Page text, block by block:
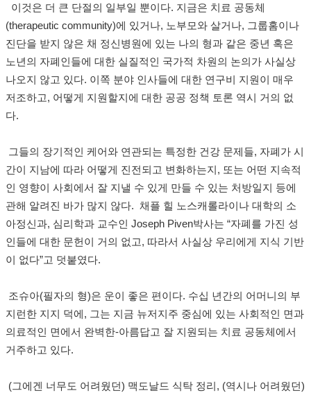
이것은 더 큰 단절의 일부일 뿐이다. 지금은 치료 공동체
(therapeutic community)에 있거나, 노부모와 살거나, 그룹홈이나
진단을 받지 않은 채 정신병원에 있는 나의 형과 같은 중년 혹은
노년의 자폐인들에 대한 실질적인 국가적 차원의 논의가 사실상
나오지 않고 있다. 이쪽 분야 인사들에 대한 연구비 지원이 매우
저조하고, 어떻게 지원할지에 대한 공공 정책 토론 역시 거의 없
다.
그들의 장기적인 케어와 연관되는 특정한 건강 문제들, 자폐가 시
간이 지남에 따라 어떻게 진전되고 변화하는지 , 또는 어떤 지속적
인 영향이 사회에서 잘 지낼 수 있게 만들 수 있는 처방일지 등에
관해 알려진 바가 많지 않다. 채플 힐 노스캐롤라이나 대학의 소
아정신과, 심리학과 교수인 Joseph Piven박사는 “자폐를 가진 성
인들에 대한 문헌이 거의 없고, 따라서 사실상 우리에게 지식 기반
이 없다”고 덧붙였다.
조슈아(필자의 형)은 운이 좋은 편이다. 수십 년간의 어머니의 부
지런한 지지 덕에 , 그는 지금 뉴저지주 중심에 있는 사회적인 면과
의료적인 면에서 완벽한-아름답고 잘 지원되는 치료 공동체에서
거주하고 있다.
(그에겐 너무도 어려웠던) 맥도날드 식탁 정리 , (역시나 어려웠던)